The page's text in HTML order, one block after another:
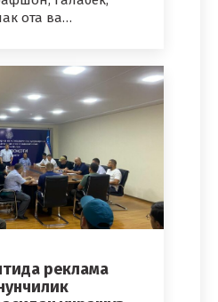
ота ва…
реклама